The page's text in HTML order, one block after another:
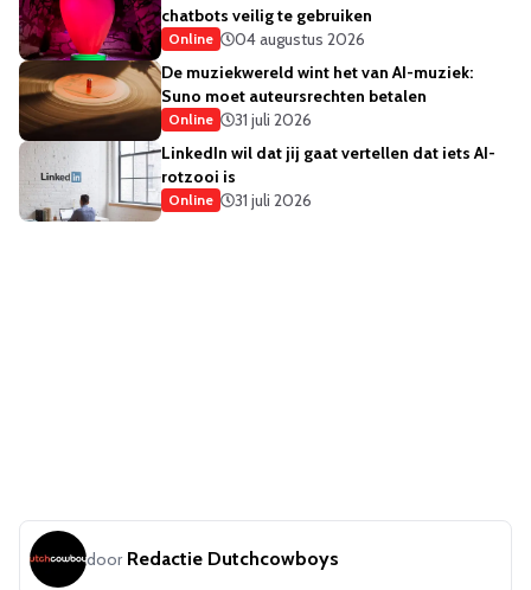
chatbots veilig te gebruiken
Online
04 augustus 2026
De muziekwereld wint het van AI-muziek:
Suno moet auteursrechten betalen
Online
31 juli 2026
LinkedIn wil dat jij gaat vertellen dat iets AI-
rotzooi is
Online 31 juli 2026
door Redactie Dutchcowboys